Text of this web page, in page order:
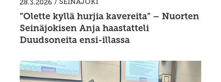
28.3.2026 / SEINÄJOKI
”Olette kyllä hurjia kavereita” – Nuorten
Seinäjokisen Anja haastatteli
Duudsoneita ensi-illassa